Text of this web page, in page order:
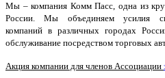
Мы – компания Комм Пасс, одна из
России. Мы объединяем усилия
компаний в различных городах
обслуживание посредством торговых
Акция компании для членов Ассоциации